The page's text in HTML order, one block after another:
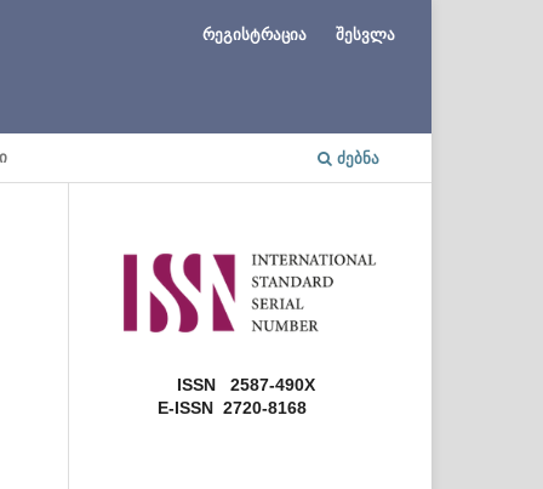
ᲫᲔᲑᲜᲐ
რეგისტრაცია შესვლა
ISSN 2587-490X
E-ISSN 2720-8168